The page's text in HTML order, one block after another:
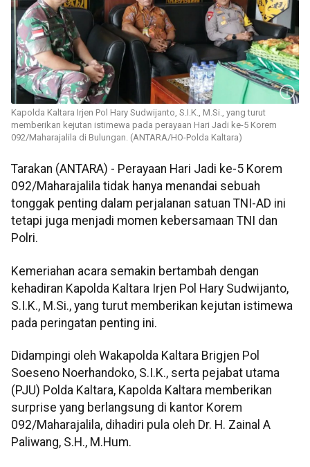
Kapolda Kaltara Irjen Pol Hary Sudwijanto, S.I.K., M.Si., yang turut
memberikan kejutan istimewa pada perayaan Hari Jadi ke-5 Korem
092/Maharajalila di Bulungan. (ANTARA/HO-Polda Kaltara)
Tarakan (ANTARA) - Perayaan Hari Jadi ke-5 Korem
092/Maharajalila tidak hanya menandai sebuah
tonggak penting dalam perjalanan satuan TNI-AD ini
tetapi juga menjadi momen kebersamaan TNI dan
Polri.
Kemeriahan acara semakin bertambah dengan
kehadiran Kapolda Kaltara Irjen Pol Hary Sudwijanto,
S.I.K., M.Si., yang turut memberikan kejutan istimewa
pada peringatan penting ini.
Didampingi oleh Wakapolda Kaltara Brigjen Pol
Soeseno Noerhandoko, S.I.K., serta pejabat utama
(PJU) Polda Kaltara, Kapolda Kaltara memberikan
surprise yang berlangsung di kantor Korem
092/Maharajalila, dihadiri pula oleh Dr. H. Zainal A
Paliwang, S.H., M.Hum.